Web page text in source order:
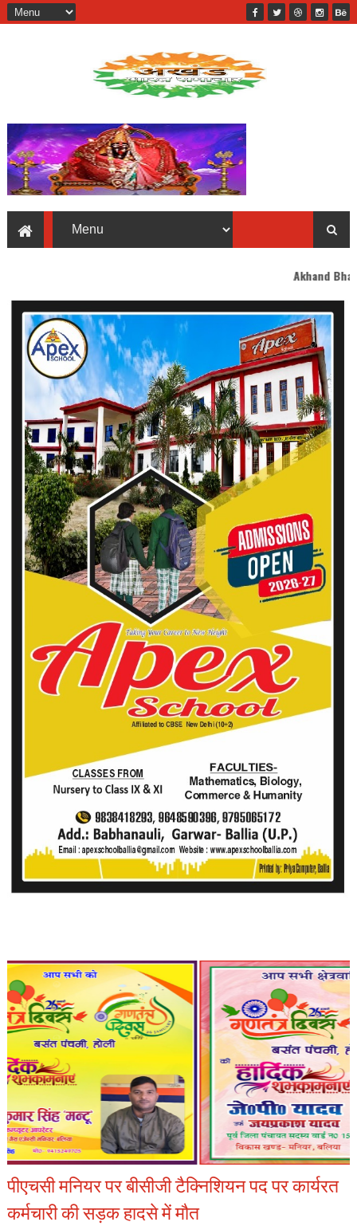
Akhand Bharat welcomes you
पीएचसी मनियर पर बीसीजी टैक्निशियन पद पर कार्यरत
कर्मचारी की सड़क हादसे में मौत